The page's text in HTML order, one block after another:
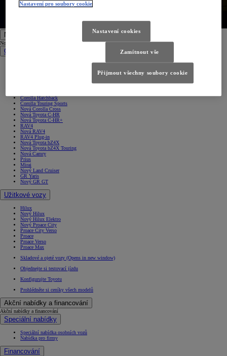
Nová auta
Nová auta
Osobní vozy
Corolla Hatchback
Corolla Touring Sports
Nová Corolla Cross
Nová Toyota C-HR
Nová Toyota C-HR+
RAV4
Nová RAV4
RAV4 Plug-in
Nová Toyota bZ4X
Nová Toyota bZ4X Touring
Nová Camry
Prius
Mirai
Nový Land Cruiser
GR Yaris
Nový GR GT
Užitkové vozy
Hilux
Nový Hilux
Nový Hilux Elektro
Nový Proace City
Proace City Verso
Proace
Proace Verso
Proace Max
Skladové a ojeté vozy (Opens in new window)
Objednejte si testovací jízdu
Konfigurujte Toyotu
Prohlédněte si ceníky všech modelů
Akční nabídky a financování
Akční nabídky a financování
Speciální nabídky
Speciální nabídka osobních vozů
Nabídka pro firmy
Financování
Nastavení pro soubory cookie
Nastavení cookies
Zamítnout vše
Přijmout všechny soubory cookie